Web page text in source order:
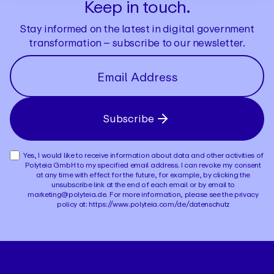
Keep in touch.
Stay informed on the latest in digital government
transformation – subscribe to our newsletter.
Subscribe
Yes, I would like to receive information about data and other activities of
Polyteia GmbH to my specified email address. I can revoke my consent
at any time with effect for the future, for example, by clicking the
unsubscribe link at the end of each email or by email to
marketing@polyteia.de. For more information, please see the privacy
policy at: https://www.polyteia.com/de/datenschutz